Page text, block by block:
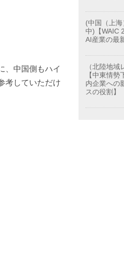
、中国側もハイ
考していただけ
(中国（上
中)【WAIC
AI産業の最
（北陸地域
【中東情
内企業への
スの役割】